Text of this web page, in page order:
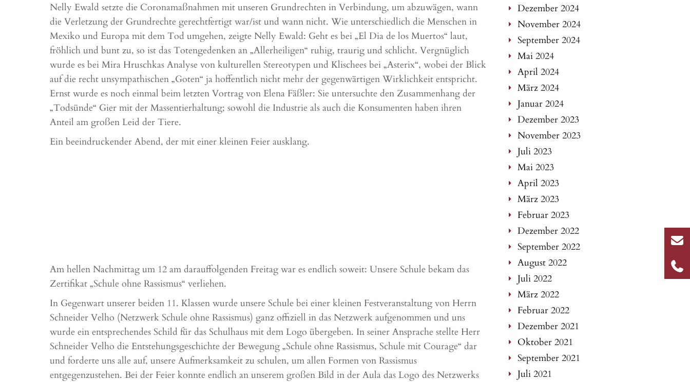
Nelly Ewald setzte die Coronamaßnahmen mit unseren Grundrechten in Verbindung, um abzuwägen, wann
die Verletzung der Grundrechte gerechtfertigt war/ist und wann nicht. Wie unterschiedlich die Menschen in
Mexiko und Europa mit dem Tod umgehen, zeigte Nelly Ewald: Geht es bei „El Dia de los Muertos“ laut,
fröhlich und bunt zu, so ist das Totengedenken an „Allerheiligen“ ruhig, traurig und schlicht. Vergnüglich
wurde es bei Mira Hruschkas Analyse von kulturellen Stereotypen und Klischees bei „Asterix“, wobei der Blick
auf die recht unsympathischen „Goten“ ja hoffentlich nicht mehr der gegenwärtigen Wirklichkeit entspricht.
Ernst wurde es noch einmal beim letzten Vortrag von Elena Fäßler: Sie untersuchte den Zusammenhang der
„Todsünde“ Gier mit der Massentierhaltung; sowohl die Industrie als auch die Konsumenten haben ihren
Anteil am großen Leid der Tiere.
Ein beeindruckender Abend, der mit einer kleinen Feier ausklang.
Am hellen Nachmittag um 12 am darauffolgenden Freitag war es endlich soweit: Unsere Schule bekam das
Zertifikat „Schule ohne Rassismus“ verliehen.
In Gegenwart unserer beiden 11. Klassen wurde unsere Schule bei einer kleinen Festveranstaltung von Herrn
Schneider Velho (Netzwerk Schule ohne Rassismus) ganz offiziell in das Netzwerk aufgenommen und uns
wurde ein entsprechendes Schild für das Schulhaus mit dem Logo übergeben. In seiner Ansprache stellte Herr
Schneider Velho die Entstehungsgeschichte der Bewegung „Schule ohne Rassismus, Schule mit Courage“ dar
und forderte uns alle auf, unsere Aufmerksamkeit zu schulen, um allen Formen von Rassismus
entgegenzustehen. Bei der Feier konnte endlich an unserem großen Bild in der Aula das Logo des Netzwerks
Dezember 2024
November 2024
September 2024
Mai 2024
April 2024
März 2024
Januar 2024
Dezember 2023
November 2023
Juli 2023
Mai 2023
April 2023
März 2023
Februar 2023
Dezember 2022
September 2022
August 2022
Juli 2022
März 2022
Februar 2022
Dezember 2021
Oktober 2021
September 2021
Juli 2021